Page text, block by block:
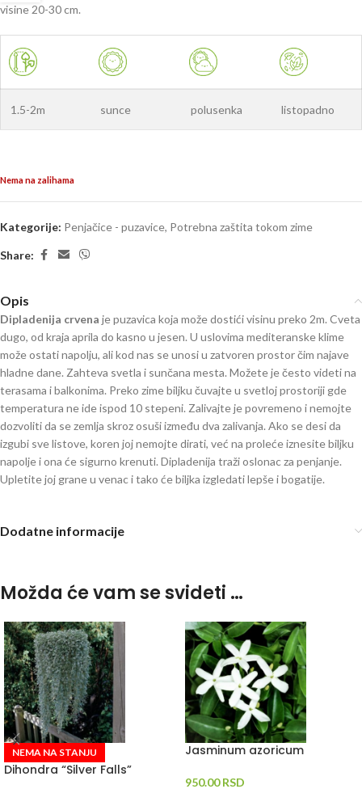
visine 20-30 cm.
1.5-2m sunce polusenka listopadno
Nema na zalihama
Kategorije: Penjačice - puzavice, Potrebna zaštita tokom zime
Share:
Opis
Dipladenija crvena je puzavica koja može dostići visinu preko 2m. Cveta
dugo, od kraja aprila do kasno u jesen. U uslovima mediteranske klime
može ostati napolju, ali kod nas se unosi u zatvoren prostor čim najave
hladne dane. Zahteva svetla i sunčana mesta. Možete je često videti na
terasama i balkonima. Preko zime biljku čuvajte u svetloj prostoriji gde
temperatura ne ide ispod 10 stepeni. Zalivajte je povremeno i nemojte
dozvoliti da se zemlja skroz osuši između dva zalivanja. Ako se desi da
izgubi sve listove, koren joj nemojte dirati, već na proleće iznesite biljku
napolje i ona će sigurno krenuti. Dipladenija traži oslonac za penjanje.
Upletite joj grane u venac i tako će biljka izgledati lepše i bogatije.
Dodatne informacije
Možda će vam se svideti …
NEMA NA STANJU
Dihondra “Silver Falls”
Jasminum azoricum
950.00RSD